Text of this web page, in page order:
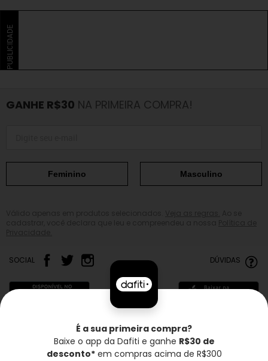
PUBLICIDADE
GANHE R$30 NA PRIMEIRA COMPRA!
Feminino Masculino
SOCIAL DÚVIDAS
Frete grátis* Troca grátis Entrega rápida
É a sua primeira compra?
Baixe o app da Dafiti e ganhe R$30 de
desconto*em compras acima de R$300